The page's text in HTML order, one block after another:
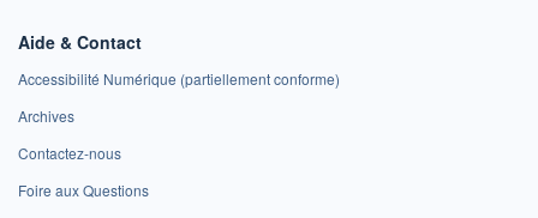
Aide & Contact
Accessibilité Numérique (partiellement conforme)
Archives
Contactez-nous
Foire aux Questions